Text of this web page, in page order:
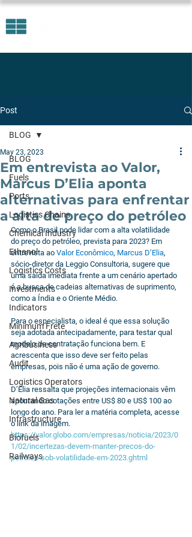
Post
BLOG
Fuels
Ports
Logistics Chains
Chemical Industry
Ethanol
Logistics Costs
Investments
Indicators
Minimum Frete
Agribusiness
Audit
Logistics Operators
Natural Gas
Infrastructure
Biofuels
Railways
BLOG
Em entrevista ao Valor,
Marcus D’Elia aponta
alternativas para enfrentar
a alta de preço do petróleo
May 23, 2023
Como o Brasil pode lidar com a alta volatilidade
do preço do petróleo, prevista para 2023? Em
entrevista ao Valor Econômico, Marcus D’Elia,
sócio-diretor da Leggio Consultoria, sugere que
uma saída imediata frente a um cenário apertado
é a busca de cadeias alternativas de suprimento,
como a Índia e o Oriente Médio.
Para o especialista, o ideal é que essa solução
seja adotada antecipadamente, para testar qual
modelo de contratação funciona bem. E
acrescenta que isso deve ser feito pelas
empresas, pois não é uma ação de governo.
D’Elia ressalta que projeções internacionais vêm
apontando cotações entre US$ 80 e US$ 100 ao
longo do ano. Para ler a matéria completa, acesse
o link da imagem.
https://valor.globo.com/empresas/noticia/2023/0
1/02/incertezas-devem-manter-precos-do-
petroleo-sob-volatilidade-em-2023.ghtml